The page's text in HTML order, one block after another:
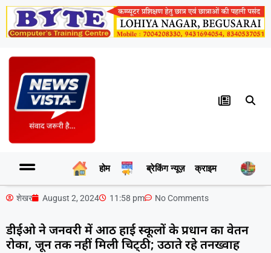
होम ब्रेकिंग न्यूज़ क्राइम
शेखर August 2, 2024 11:58 pm No Comments
डीईओ ने जनवरी में आठ हाई स्कूलों के प्रधान का वेतन
रोका, जून तक नहीं मिली चिट्‌ठी; उठाते रहे तनख्वाह